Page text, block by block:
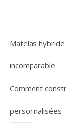
Matelas
incomparable
Comment
personnalisées